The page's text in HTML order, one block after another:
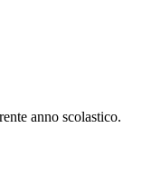
anno scolastico.